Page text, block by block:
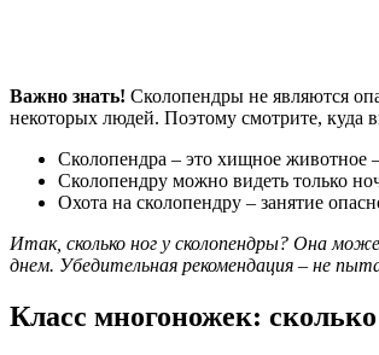
Важно знать! Сколопендры не являются
некоторых людей. Поэтому смотрите, куда
Сколопендра – это хищное животное
Сколопендру можно видеть только
Охота на сколопендру – занятие
Итак, сколько ног у сколопендры? Она
днем. Убедительная рекомендация – не
Класс многоножек: